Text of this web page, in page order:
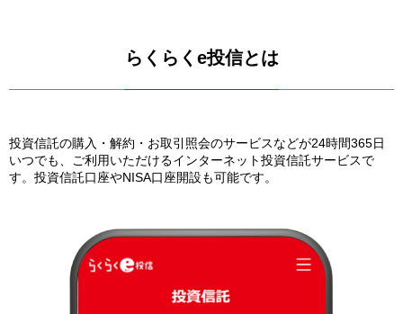
らくらくe投信とは
投資信託の購入・解約・お取引照会のサービスなどが24時間365日
いつでも、ご利用いただけるインターネット投資信託サービスで
す。投資信託口座やNISA口座開設も可能です。